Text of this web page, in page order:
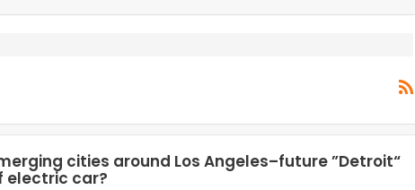
cities around Los Angeles–future ”Detroit“
electric car?